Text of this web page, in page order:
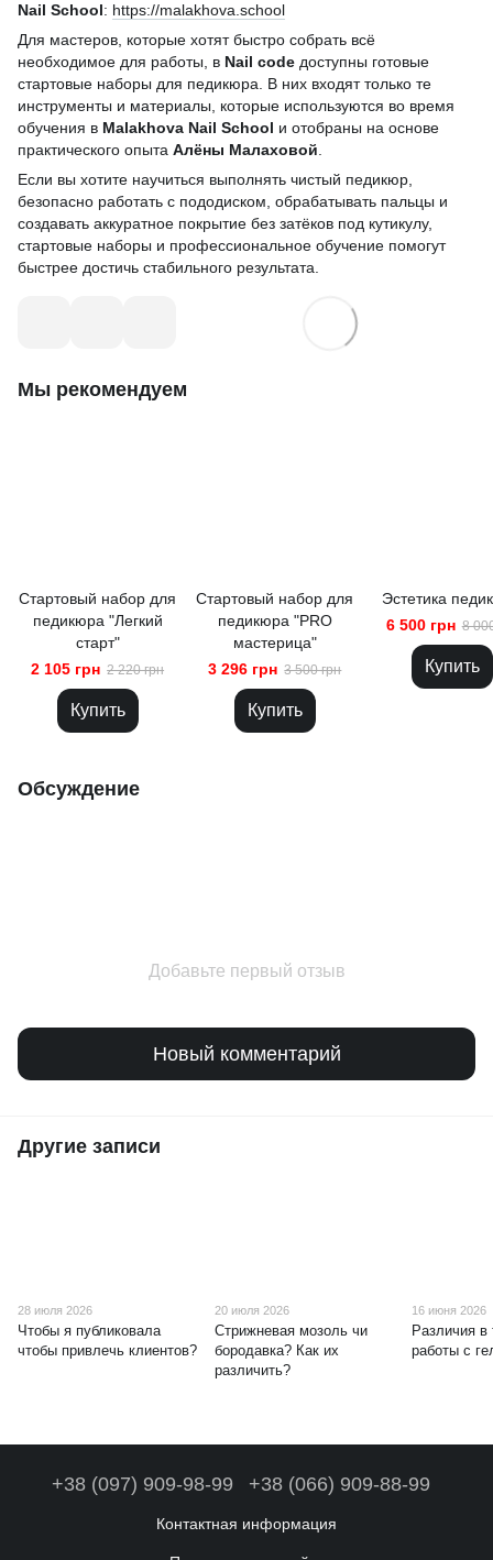
Nail School: https://malakhova.school
Для мастеров, которые хотят быстро собрать всё
необходимое для работы, в Nail code доступны готовые
стартовые наборы для педикюра. В них входят только те
инструменты и материалы, которые используются во время
обучения в Malakhova Nail School и отобраны на основе
практического опыта Алёны Малаховой
Если вы хотите научиться выполнять чистый педикюр,
безопасно работать с пододиском, обрабатывать пальцы и
создавать аккуратное покрытие без затёков под кутикулу,
стартовые наборы и профессиональное обучение помогут
быстрее достичь стабильного результата.
Мы рекомендуем
Стартовый набор для
педикюра "Легкий
старт"
2 105 грн 2 220 грн
Купить
Стартовый набор для
педикюра "PRO
мастерица"
3 296 грн 3 500 грн
Купить
Эстетика
6 500 грн 8
Купить
Обсуждение
Добавьте первый отзыв
Новый комментарий
Другие записи
28 июля 2026
Чтобы я публиковала
чтобы привлечь клиентов?
20 июля 2026
Стрижневая мозоль чи
бородавка? Как их
различить?
16 июня 2026
Различия в
работы с
+38 (097) 909-98-99 +38 (066) 909-88-99
Контактная информация